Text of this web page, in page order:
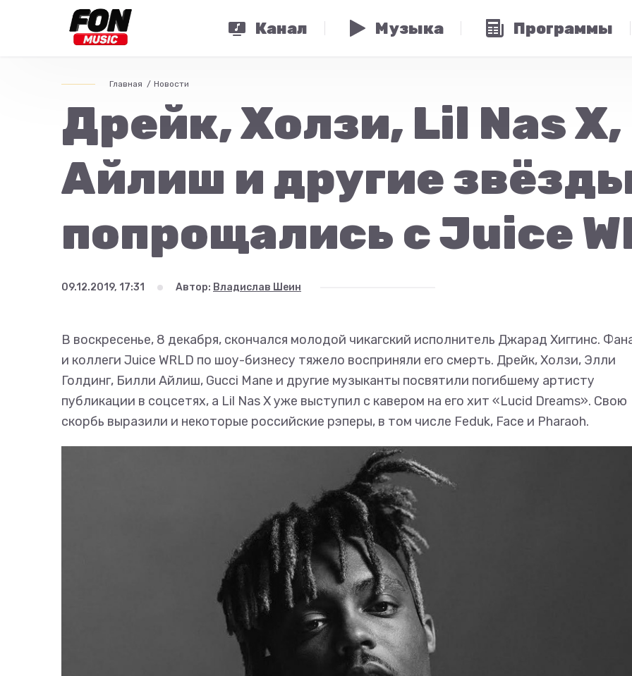
Канал Музыка Программы
Главная Новости
Дрейк, Холзи, Lil Nas
Айлиш и другие
попрощались с Juice
09.12.2019, 17:31 Автор: Владислав Шеин
В воскресенье, 8 декабря, скончался молодой чикагский исполнитель Джарад Хиггинс.
и коллеги Juice WRLD по шоу-бизнесу тяжело восприняли его смерть. Дрейк, Холзи, Элли
Голдинг, Билли Айлиш, Gucci Mane и другие музыканты посвятили погибшему артисту
публикации в соцсетях, а Lil Nas X уже выступил с кавером на его хит «Lucid Dreams». Свою
скорбь выразили и некоторые российские рэперы, в том числе Feduk, Face и Pharaoh.